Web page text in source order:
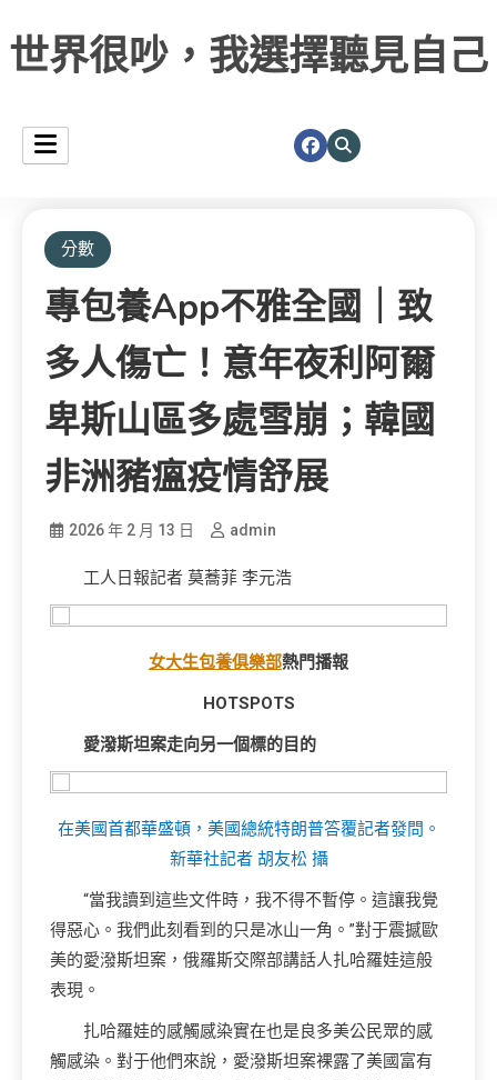
世界很吵，我選擇聽見自己
分數
專包養app不雅全國｜致
多人傷亡！意年夜利阿爾
卑斯山區多處雪崩；韓國
非洲豬瘟疫情舒展
2026 年 2 月 13 日 admin
工人日報記者 莫蕎菲 李元浩
女大生包養俱樂部熱門播報
HOTSPOTS
愛潑斯坦案走向另一個標的目的
在美國首都華盛頓，美國總統特朗普答覆記者發問。
新華社記者 胡友松 攝
“當我讀到這些文件時，我不得不暫停。這讓我覺
得惡心。我們此刻看到的只是冰山一角。”對于震撼歐
美的愛潑斯坦案，俄羅斯交際部講話人扎哈羅娃這般
表現。
扎哈羅娃的感觸感染實在也是良多美公民眾的感
觸感染。對于他們來說，愛潑斯坦案裸露了美國富有